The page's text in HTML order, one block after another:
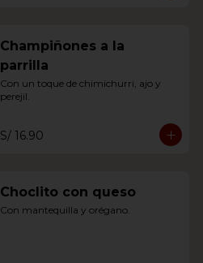
Champiñones a la
parrilla
Con un toque de chimichurri, ajo y
perejil.
S/ 16.90
Choclito con queso
Con mantequilla y orégano.